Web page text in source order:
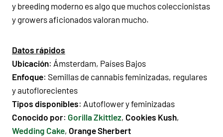
y breeding moderno es algo que muchos coleccionistas
y growers aficionados valoran mucho.
Datos rápidos
Ubicación: Ámsterdam, Países Bajos
Enfoque: Semillas de cannabis feminizadas, regulares
y autoflorecientes
Tipos disponibles: Autoflower y feminizadas
Conocido por: Gorilla Zkittlez, Cookies Kush,
Wedding Cake, Orange Sherbert